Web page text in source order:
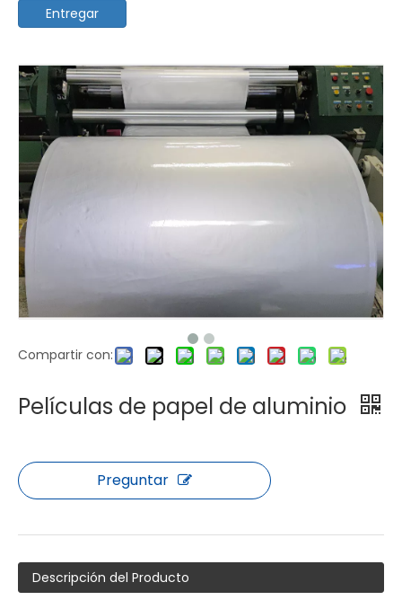
Entregar
Compartir con:
Películas de papel de aluminio
Preguntar
Descripción del Producto